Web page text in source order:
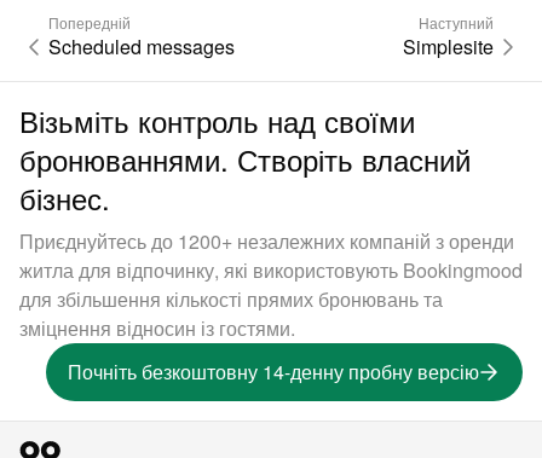
Попередній
Scheduled messages
Наступний
Simplesite
Візьміть контроль над своїми
бронюваннями. Створіть власний
бізнес.
Приєднуйтесь до 1200+ незалежних компаній з оренди
житла для відпочинку, які використовують Bookingmood
для збільшення кількості прямих бронювань та
зміцнення відносин із гостями.
Почніть безкоштовну 14-денну пробну версію